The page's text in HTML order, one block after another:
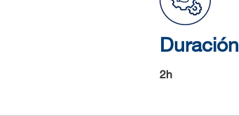
Duración
2h